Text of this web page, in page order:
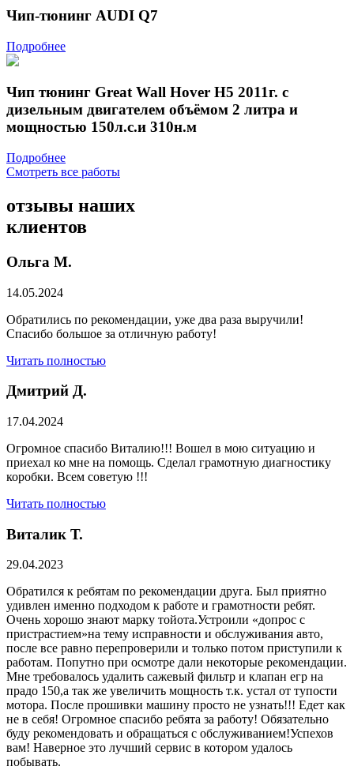
Чип-тюнинг AUDI Q7
Подробнее
Чип тюнинг Great Wall Hover Н5 2011г. с
дизельным двигателем объёмом 2 литра и
мощностью 150л.с.и 310н.м
Подробнее
Смотреть все работы
отзывы наших
клиентов
Ольга М.
14.05.2024
Обратились по рекомендации, уже два раза выручили!
Спасибо большое за отличную работу!
Читать полностью
Дмитрий Д.
17.04.2024
Огромное спасибо Виталию!!! Вошел в мою ситуацию и
приехал ко мне на помощь. Сделал грамотную диагностику
коробки. Всем советую !!!
Читать полностью
Виталик Т.
29.04.2023
Обратился к ребятам по рекомендации друга. Был приятно
удивлен именно подходом к работе и грамотности ребят.
Очень хорошо знают марку тойота.Устроили «допрос с
пристрастием»на тему исправности и обслуживания авто,
после все равно перепроверили и только потом приступили к
работам. Попутно при осмотре дали некоторые рекомендации.
Мне требовалось удалить сажевый фильтр и клапан егр на
прадо 150,а так же увеличить мощность т.к. устал от тупости
мотора. После прошивки машину просто не узнать!!! Едет как
не в себя! Огромное спасибо ребята за работу! Обязательно
буду рекомендовать и обращаться с обслуживанием!Успехов
вам! Наверное это лучший сервис в котором удалось
побывать.